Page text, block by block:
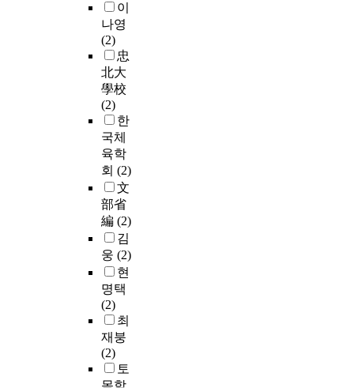
이
나영
(2)
忠
北大
學校
(2)
한
국체
육학
회 (2)
文
部省
編 (2)
김
웅 (2)
현
명택
(2)
최
재붕
(2)
토